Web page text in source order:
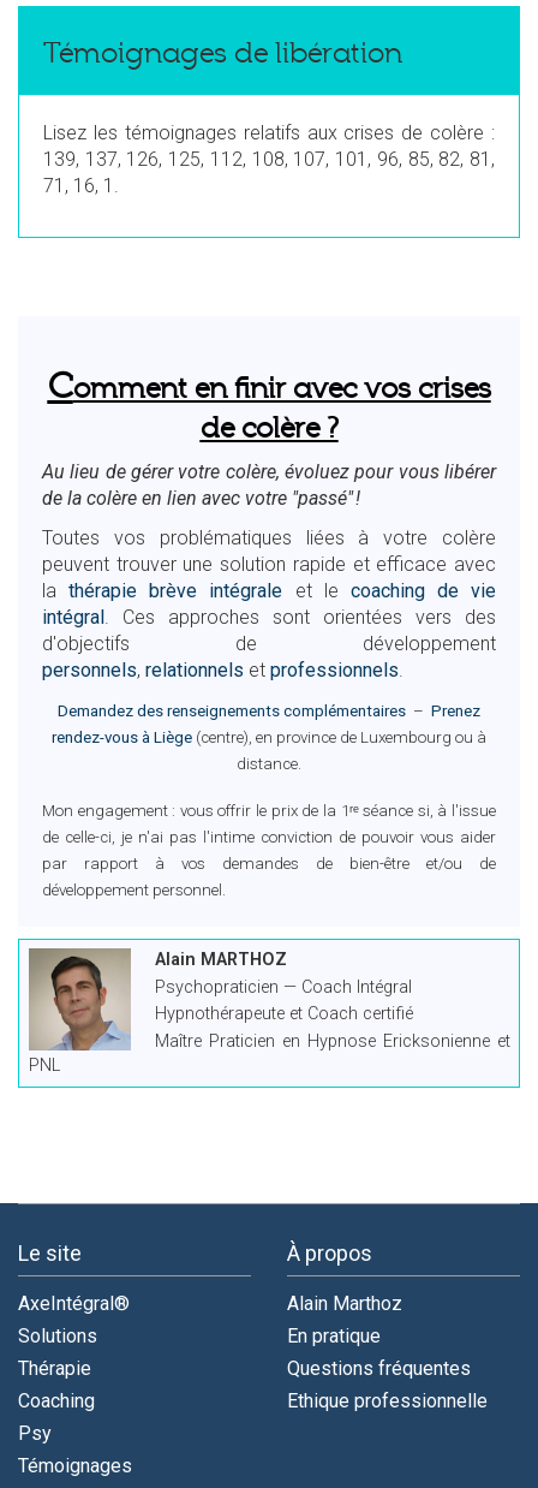
Témoignages de libération
Lisez les témoignages relatifs aux crises de colère :
139, 137, 126, 125, 112, 108, 107, 101, 96, 85, 82, 81,
71, 16, 1.
Comment en finir avec vos crises
de colère ?
Au lieu de gérer votre colère, évoluez pour vous libérer
de la colère en lien avec votre "passé" !
Toutes vos problématiques liées à votre colère
peuvent trouver une solution rapide et efficace avec
lathérapie brève intégrale et le coaching de vie
intégral. Ces approches sont orientées vers des
d'objectifs de développement
personnels, relationnels et professionnels.
Demandez des renseignements complémentaires – Prenez
rendez-vous à Liège (centre), en province de Luxembourg ou à
distance.
Mon engagement : vous offrir le prix de la 1ʳᵉ séance si, à l'issue
de celle-ci, je n'ai pas l'intime conviction de pouvoir vous aider
par rapport à vos demandes de bien-être et/ou de
développement personnel.
Alain MARTHOZ
Psychopraticien — Coach Intégral
Hypnothérapeute et Coach certifié
Maître Praticien en Hypnose Ericksonienne et
PNL
Le site
AxeIntégral®
Solutions
Thérapie
Coaching
Psy
Témoignages
À propos
Alain Marthoz
En pratique
Questions fréquentes
Ethique professionnelle